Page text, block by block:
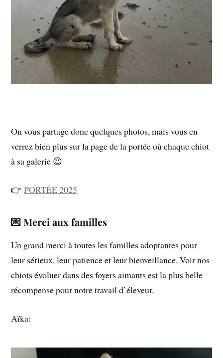
On vous partage donc quelques photos, mais vous en
verrez bien plus sur la page de la portée où chaque chiot
à sa galerie 😉
👉PORTÉE 2025
💌Merciauxfamilles
Un grandmerciàtouteslesfamillesadoptantespour
leur sérieux,leurpatienceetleurbienveillance.Voirnos
chiotsévoluerdansdesfoyersaimantsestlaplusbelle
récompensepournotretravaild’éleveur.
Aïka: